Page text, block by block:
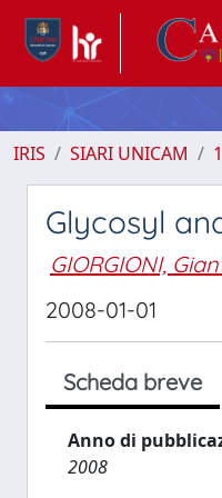
IRIS SIARI UNICAM
Glycosyl
GIORGIONI,
2008-01-01
Scheda breve
Anno di
2008